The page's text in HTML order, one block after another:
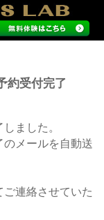
約受付完了
ました。
のメールを自動送
連絡させていた